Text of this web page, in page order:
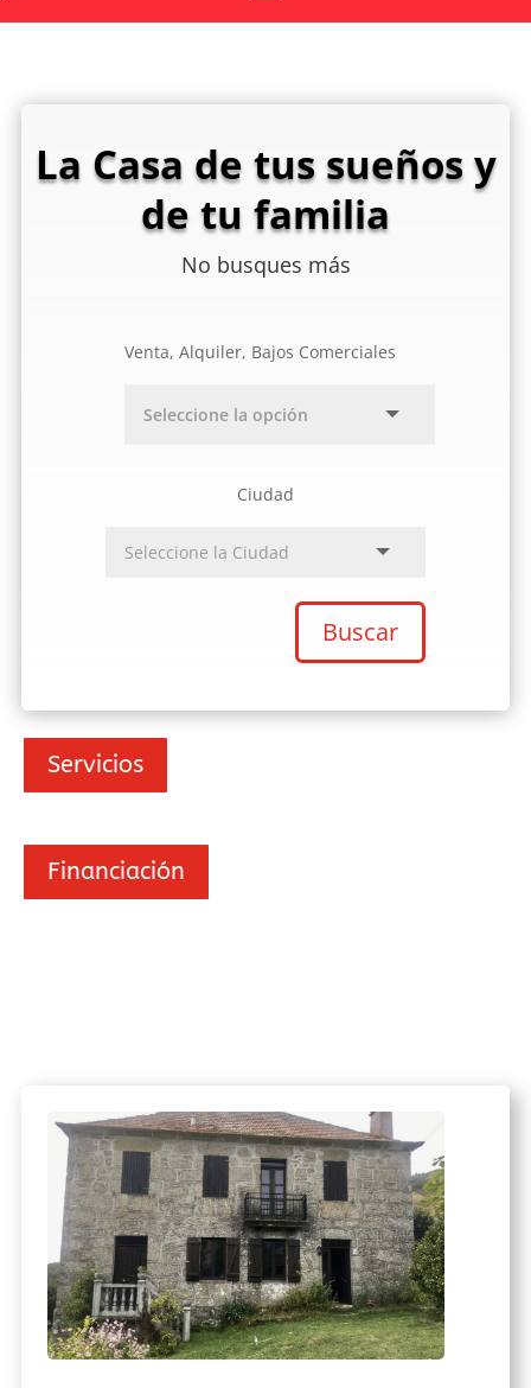
La Casa de tus sueños y
de tu familia
No busques más
Venta, Alquiler, Bajos Comerciales
Ciudad
Buscar
Servicios
Financiación